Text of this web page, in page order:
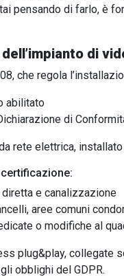
pensando di farlo, è
di
che regola
abilitato
di
rete elettrica,
e canalizzazione
aree comuni
o modifiche al
plug&play, collegate
obblighi del GDPR.